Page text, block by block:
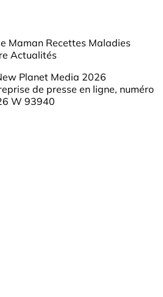
Maman Recettes Maladies
Actualités
Planet Media 2026
de presse en ligne, numéro
W 93940